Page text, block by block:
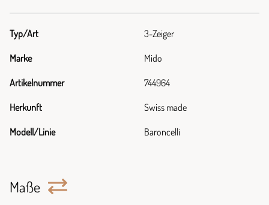
Typ/Art 3-Zeiger
Marke Mido
Artikelnummer 744964
Herkunft Swiss made
Modell/Linie Baroncelli
Maße